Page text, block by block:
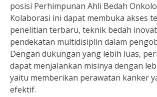
posisi Perhimpunan Ahli Bedah
Kolaborasi ini dapat membuka akses
penelitian terbaru, teknik bedah
pendekatan multidisiplin dalam
Dengan dukungan yang lebih luas,
dapat menjalankan misinya dengan
yaitu memberikan perawatan kanker
efektif.